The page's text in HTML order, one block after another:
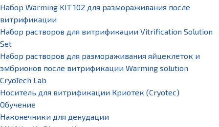
Набор Warming KIT 102 для размораживания после
витрификации
Набор растворов для витрификации Vitrification Solution
Set
Набор растворов для размораживания яйцеклеток и
эмбрионов после витрификации Warming solution
CryoTech Lab
Носитель для витрификации Криотек (Cryotec)
Обучение
Наконечники для денудации